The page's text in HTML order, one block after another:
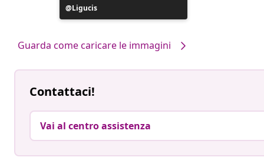
Post
pubblicato
Ligucis
Guarda come caricare le immagini
Contattaci!
Vai al centro assistenza